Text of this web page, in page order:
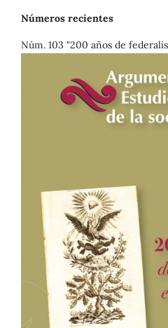
Números recientes
Núm. 103 "200 años de